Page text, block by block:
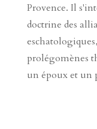
Provence. Il
doctrine des
prolégomènes
un époux et un